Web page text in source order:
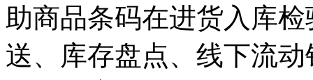
助商品条码在进货入库
送、库存盘点、线下流